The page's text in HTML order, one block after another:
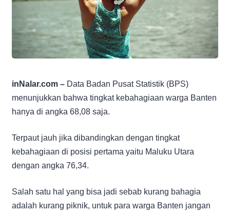
inNalar.com – Data Badan Pusat Statistik (BPS)
menunjukkan bahwa tingkat kebahagiaan warga Banten
hanya di angka 68,08 saja.
Terpaut jauh jika dibandingkan dengan tingkat
kebahagiaan di posisi pertama yaitu Maluku Utara
dengan angka 76,34.
Salah satu hal yang bisa jadi sebab kurang bahagia
adalah kurang piknik, untuk para warga Banten jangan